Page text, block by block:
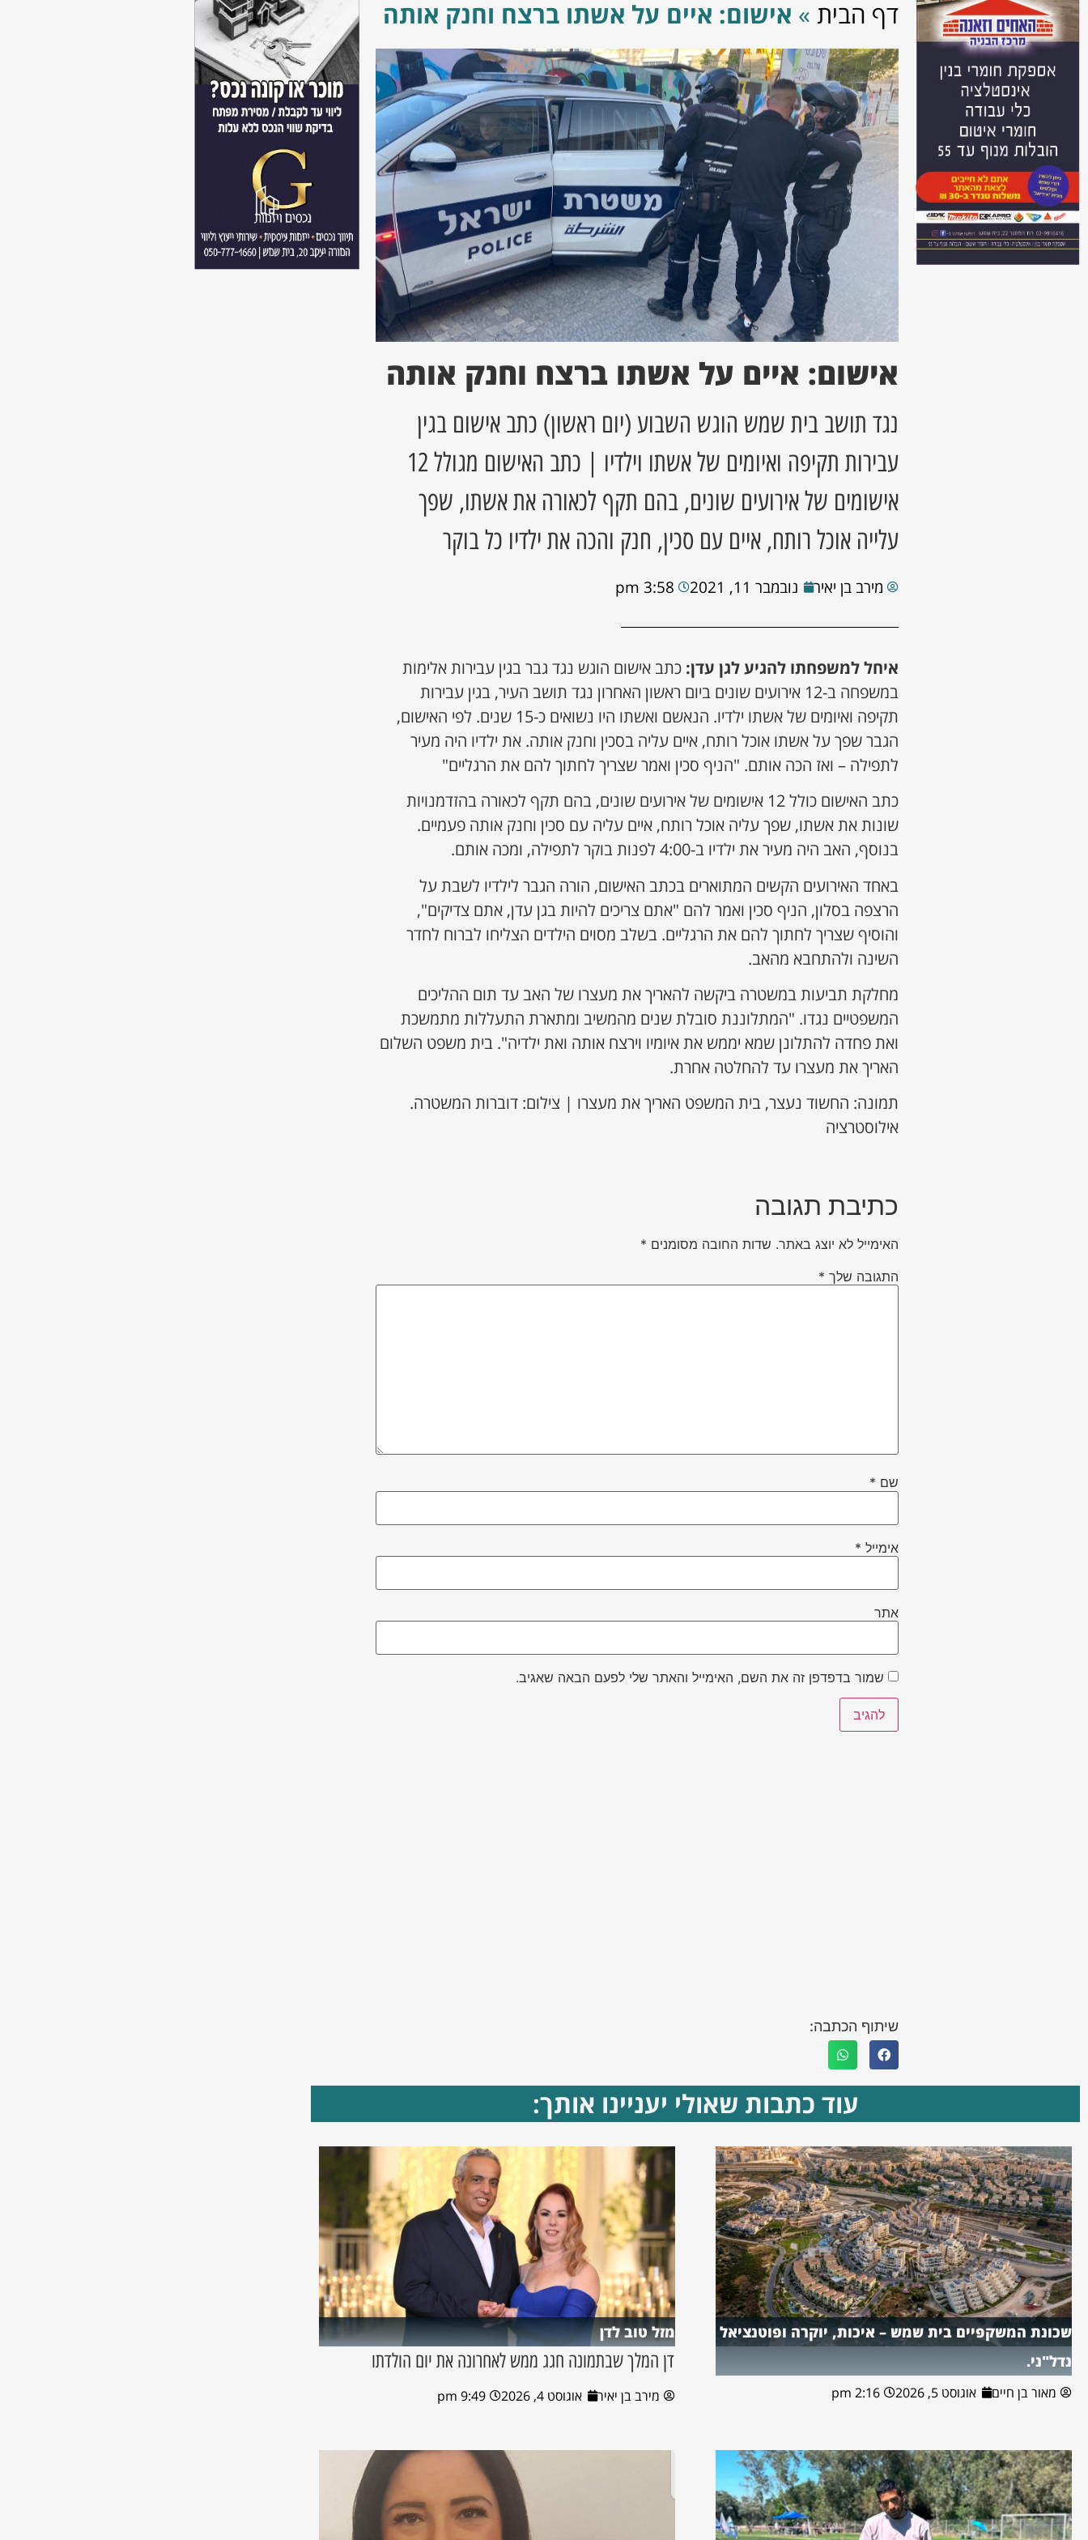
דף הבית » אישום: איים על אשתו ברצח וחנק אותה
אישום: איים על אשתו ברצח וחנק אותה
נגד תושב בית שמש הוגש השבוע (יום ראשון) כתב אישום בגין
עבירות תקיפה ואיומים של אשתו וילדיו | כתב האישום מגולל 12
אישומים של אירועים שונים, בהם תקף לכאורה את אשתו, שפך
עלייה אוכל רותח, איים עם סכין, חנק והכה את ילדיו כל בוקר
מירב בן יאיר נובמבר 11, 2021 3:58 pm
איחל למשפחתו להגיע לגן עדן:כתב אישום הוגש נגד גבר בגין עבירות אלימות
במשפחה ב-12 אירועים שונים ביום ראשון האחרון נגד תושב העיר, בגין עבירות
תקיפה ואיומים של אשתו ילדיו. הנאשם ואשתו היו נשואים כ-15 שנים. לפי האישום,
הגבר שפך על אשתו אוכל רותח, איים עליה בסכין וחנק אותה. את ילדיו היה מעיר
לתפילה – ואז הכה אותם. "הניף סכין ואמר שצריך לחתוך להם את הרגליים"
כתב האישום כולל 12 אישומים של אירועים שונים, בהם תקף לכאורה בהזדמנויות
שונות את אשתו, שפך עליה אוכל רותח, איים עליה עם סכין וחנק אותה פעמיים.
בנוסף, האב היה מעיר את ילדיו ב-4:00 לפנות בוקר לתפילה, ומכה אותם.
באחד האירועים הקשים המתוארים בכתב האישום, הורה הגבר לילדיו לשבת על
הרצפה בסלון, הניף סכין ואמר להם "אתם צריכים להיות בגן עדן, אתם צדיקים",
והוסיף שצריך לחתוך להם את הרגליים. בשלב מסוים הילדים הצליחו לברוח לחדר
השינה ולהתחבא מהאב.
מחלקת תביעות במשטרה ביקשה להאריך את מעצרו של האב עד תום ההליכים
המשפטיים נגדו. "המתלוננת סובלת שנים מהמשיב ומתארת התעללות מתמשכת
ואת פחדה להתלונן שמא יממש את איומיו וירצח אותה ואת ילדיה". בית משפט השלום
האריך את מעצרו עד להחלטה אחרת.
תמונה: החשוד נעצר, בית המשפט האריך את מעצרו | צילום: דוברות המשטרה.
אילוסטרציה
כתיבת תגובה
האימייל לא יוצג באתר. שדות החובה מסומנים *
התגובה שלך *
שם *
אימייל *
אתר
שמור בדפדפן זה את השם, האימייל והאתר שלי לפעם הבאה שאגיב.
שיתוף הכתבה:
עוד כתבות שאולי יעניינו אותך:
שכונת המשקפיים בית שמש – איכות, יוקרה ופוטנציאל
נדל"ני.
מאור בן חיים אוגוסט 5, 2026 2:16 pm
מזל טוב לדן
דן המלך שבתמונה חגג ממש לאחרונה את יום הולדתו
מירב בן יאיר אוגוסט 4, 2026 9:49 pm